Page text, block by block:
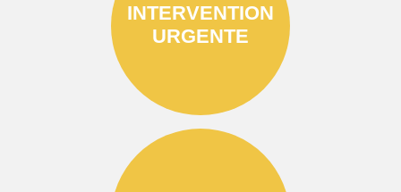
INTERVENTION
URGENTE